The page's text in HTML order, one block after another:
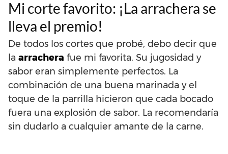
Mi corte favorito: ¡La arrachera se
lleva el premio!
De todos los cortes que probé, debo decir que
la arrachera fue mi favorita. Su jugosidad y
sabor eran simplemente perfectos. La
combinación de una buena marinada y el
toque de la parrilla hicieron que cada bocado
fuera una explosión de sabor. La recomendaría
sin dudarlo a cualquier amante de la carne.